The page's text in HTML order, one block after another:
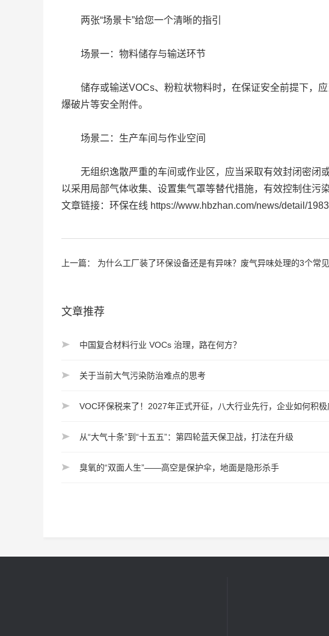
两张“场景卡”给您一个清晰的指引
场景一：物料储存与输送环节
储存或输送VOCs、粉粒状物料时，在保证安全前提下，应
爆破片等安全附件。
场景二：生产车间与作业空间
无组织逸散严重的车间或作业区，应当采取有效封闭密闭
以采用局部气体收集、设置集气罩等替代措施，有效控制住污染
文章链接：环保在线 https://www.hbzhan.com/news/detail/
上一篇： 为什么工厂装了环保设备还是有异味？废气异味处理的3个常
文章推荐
中国复合材料行业 VOCs 治理，路在何方？
关于当前大气污染防治难点的思考
VOC环保税来了！2027年正式开征，八大行业先行，企业如何积极
从“大气十条”到“十五五”：第四轮蓝天保卫战，打法在升级
臭氧的“双面人生”——高空是保护伞，地面是隐形杀手